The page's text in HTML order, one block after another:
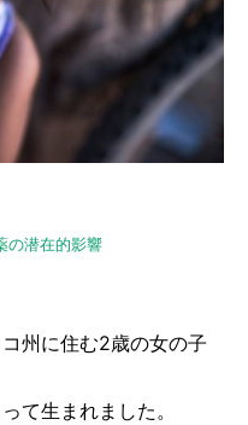
の潜在的影響
州に住む2歳の女の子
て生まれました。